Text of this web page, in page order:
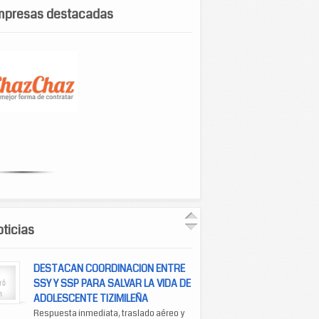
destacadas
DESTACAN COORDINACION ENTRE
SSY Y SSP PARA SALVAR LA VIDA DE
ADOLESCENTE TIZIMILEÑA
Respuesta inmediata, traslado aéreo y